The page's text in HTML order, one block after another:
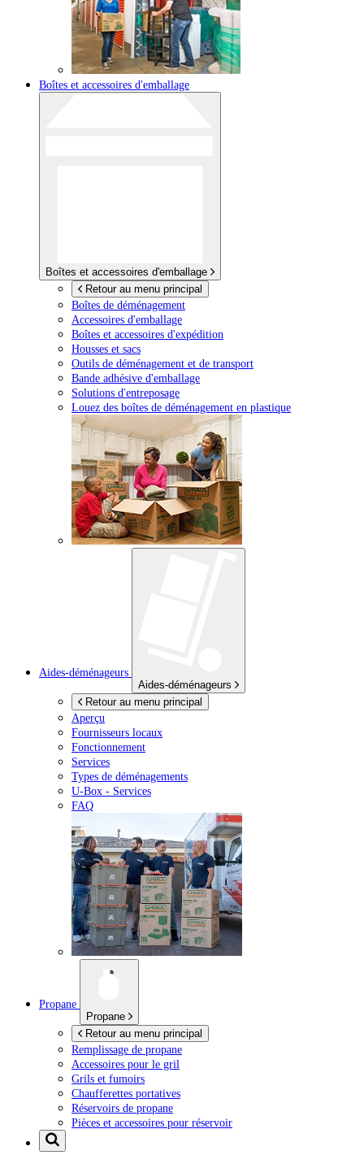
Boîtes et accessoires d'emballage
Boîtes et accessoires d'emballage
Retour au menu principal
Boîtes de déménagement
Accessoires d'emballage
Boîtes et accessoires d'expédition
Housses et sacs
Outils de déménagement et de transport
Bande adhésive d'emballage
Solutions d'entreposage
Louez des boîtes de déménagement en plastique
Aides-déménageurs
Aides-déménageurs
Retour au menu principal
Aperçu
Fournisseurs locaux
Fonctionnement
Services
Types de déménagements
U-Box - Services
FAQ
Propane
Propane
Retour au menu principal
Remplissage de propane
Accessoires pour le gril
Grils et fumoirs
Chaufferettes portatives
Réservoirs de propane
Pièces et accessoires pour réservoir